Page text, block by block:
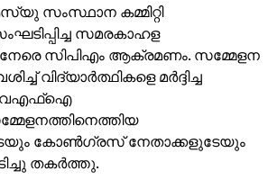
സംസ്ഥാന കമ്മിറ്റി
സമരകാഹള
സിപിഎം ആക്രമണം. സമ്മേളന
വിദ്യാര്‍ത്ഥികളെ മര്‍ദ്ദിച്ച
കോണ്‍ഗ്രസ് നേതാക്കളുടേയും
തകര്‍ത്തു.